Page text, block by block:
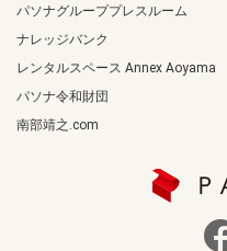
パソナグループプレスルーム
ナレッジバンク
レンタルスペース Annex Aoyama
パソナ令和財団
南部靖之.com